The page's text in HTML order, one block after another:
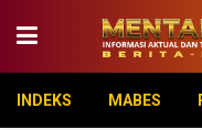
INDEKS MABES